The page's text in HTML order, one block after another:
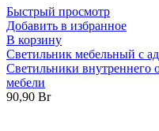
Быстрый просмотр
Добавить в избранное
В корзину
Светильник мебельный с
Светильники внутреннего
мебели
90,90 Br